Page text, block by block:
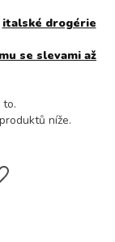
italské drogérie
se slevami až
to.
níže.